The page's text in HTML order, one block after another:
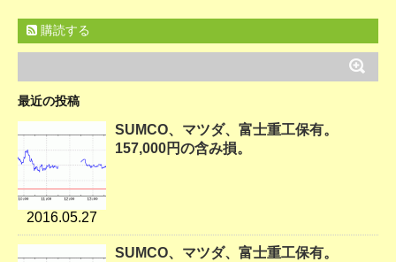
購読する
最近の投稿
2016.05.27
SUMCO、マツダ、富士重工保有。
157,000円の含み損。
SUMCO、マツダ、富士重工保有。